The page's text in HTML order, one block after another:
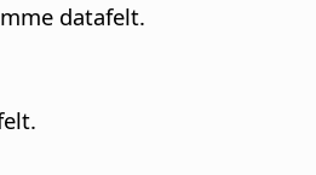
datafelt.